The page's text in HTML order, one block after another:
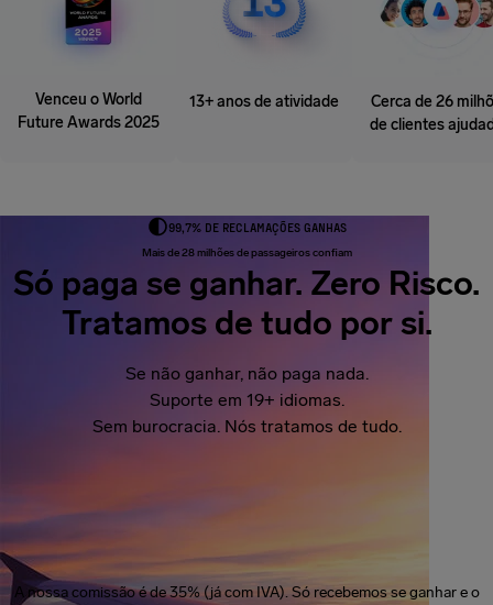
Venceu o World
Future Awards 2025
13+ anos de atividade
Cerca de 26
de clientes
99,7% DE RECLAMAÇÕES GANHAS
Mais de 28 milhões de passageiros confiam
Só paga se ganhar. Zero Risco.
Tratamos de tudo por si.
Se não ganhar, não paga nada.
Suporte em 19+ idiomas.
Sem burocracia. Nós tratamos de tudo.
A nossa comissão é de 35% (já com IVA). Só recebemos se ganhar e o